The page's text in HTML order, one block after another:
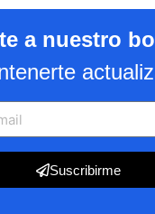
a nuestro
Suscribirme